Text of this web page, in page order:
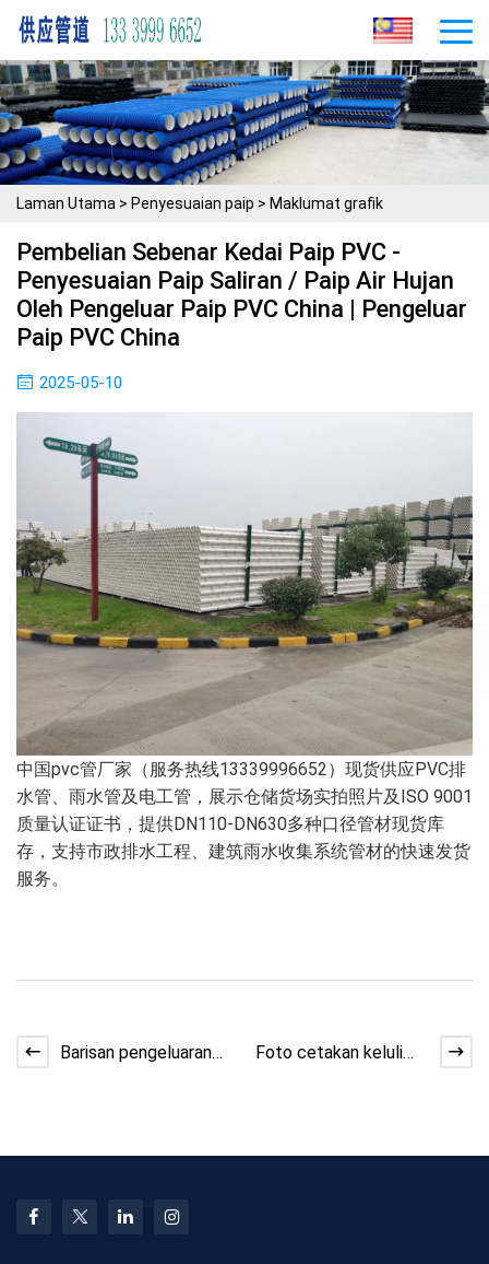
Laman Utama > Penyesuaian paip > Maklumat grafik
Pembelian Sebenar Kedai Paip PVC -
Penyesuaian Paip Saliran / Paip Air Hujan
Oleh Pengeluar Paip PVC China | Pengeluar
Paip PVC China
2025-05-10
中国pvc管厂家（服务热线13339996652）现货供应PVC排
水管、雨水管及电工管，展示仓储货场实拍照片及ISO 9001
质量认证证书，提供DN110-DN630多种口径管材现货库
存，支持市政排水工程、建筑雨水收集系统管材的快速发货
服务。
Barisan pengeluaran
Foto cetakan keluli